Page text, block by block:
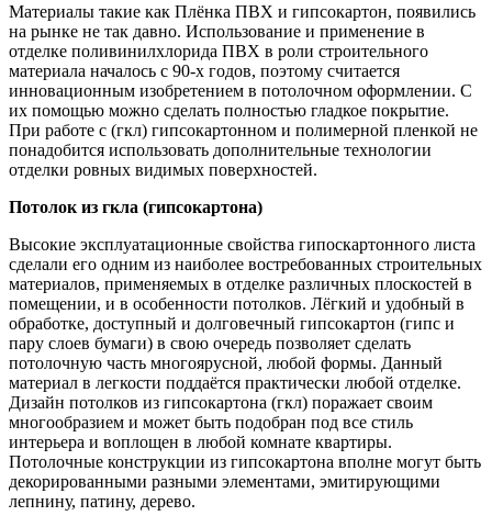
Материалы такие как Плёнка ПВХ и гипсокартон, появились
на рынке не так давно. Использование и применение в
отделке поливинилхлорида ПВХ в роли строительного
материала началось с 90-х годов, поэтому считается
инновационным изобретением в потолочном оформлении. С
их помощью можно сделать полностью гладкое покрытие.
При работе с (гкл) гипсокартонном и полимерной пленкой не
понадобится использовать дополнительные технологии
отделки ровных видимых поверхностей.
Потолок из гкла (гипсокартона)
Высокие эксплуатационные свойства гипоскартонного листа
сделали его одним из наиболее востребованных строительных
материалов, применяемых в отделке различных плоскостей в
помещении, и в особенности потолков. Лёгкий и удобный в
обработке, доступный и долговечный гипсокартон (гипс и
пару слоев бумаги) в свою очередь позволяет сделать
потолочную часть многоярусной, любой формы. Данный
материал в легкости поддаётся практически любой отделке.
Дизайн потолков из гипсокартона (гкл) поражает своим
многообразием и может быть подобран под все стиль
интерьера и воплощен в любой комнате квартиры.
Потолочные конструкции из гипсокартона вполне могут быть
декорированными разными элементами, эмитирующими
лепнину, патину, дерево.